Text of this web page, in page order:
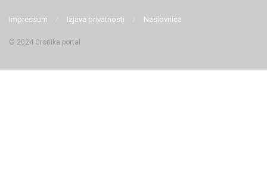
Impressum Izjava privatnosti Naslovnica
© 2024 Cronika portal